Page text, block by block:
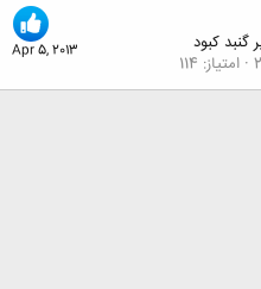
Apr 5, 2013
گنبد کبود
امتیاز 114